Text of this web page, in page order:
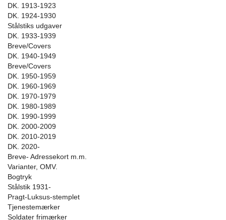
DK. 1913-1923
DK. 1924-1930
Stålstiks udgaver
DK. 1933-1939
Breve/Covers
DK. 1940-1949
Breve/Covers
DK. 1950-1959
DK. 1960-1969
DK. 1970-1979
DK. 1980-1989
DK. 1990-1999
DK. 2000-2009
DK. 2010-2019
DK. 2020-
Breve- Adressekort m.m.
Varianter, OMV.
Bogtryk
Stålstik 1931-
Pragt-Luksus-stemplet
Tjenestemærker
Soldater frimærker